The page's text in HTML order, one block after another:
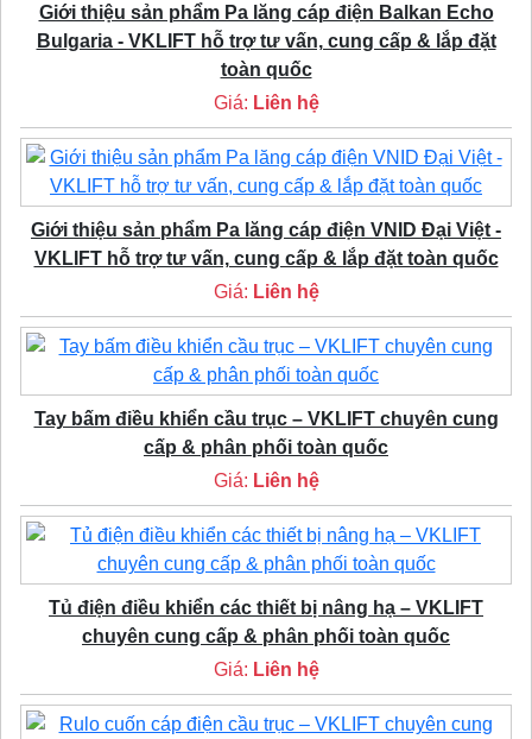
Giới thiệu sản phẩm Pa lăng cáp điện Balkan Echo
Bulgaria - VKLIFT hỗ trợ tư vấn, cung cấp & lắp đặt
toàn quốc
Giá: Liên hệ
Giới thiệu sản phẩm Pa lăng cáp điện VNID Đại Việt -
VKLIFT hỗ trợ tư vấn, cung cấp & lắp đặt toàn quốc
Giá: Liên hệ
Tay bấm điều khiển cầu trục – VKLIFT chuyên cung
cấp & phân phối toàn quốc
Giá: Liên hệ
Tủ điện điều khiển các thiết bị nâng hạ – VKLIFT
chuyên cung cấp & phân phối toàn quốc
Giá: Liên hệ